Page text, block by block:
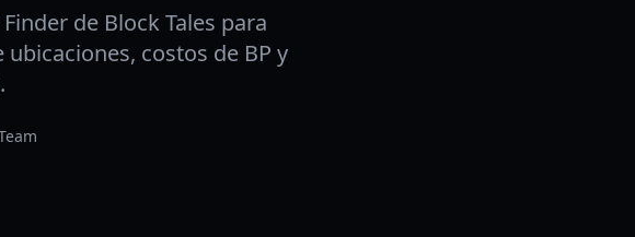
de Block Tales para
costos de BP y